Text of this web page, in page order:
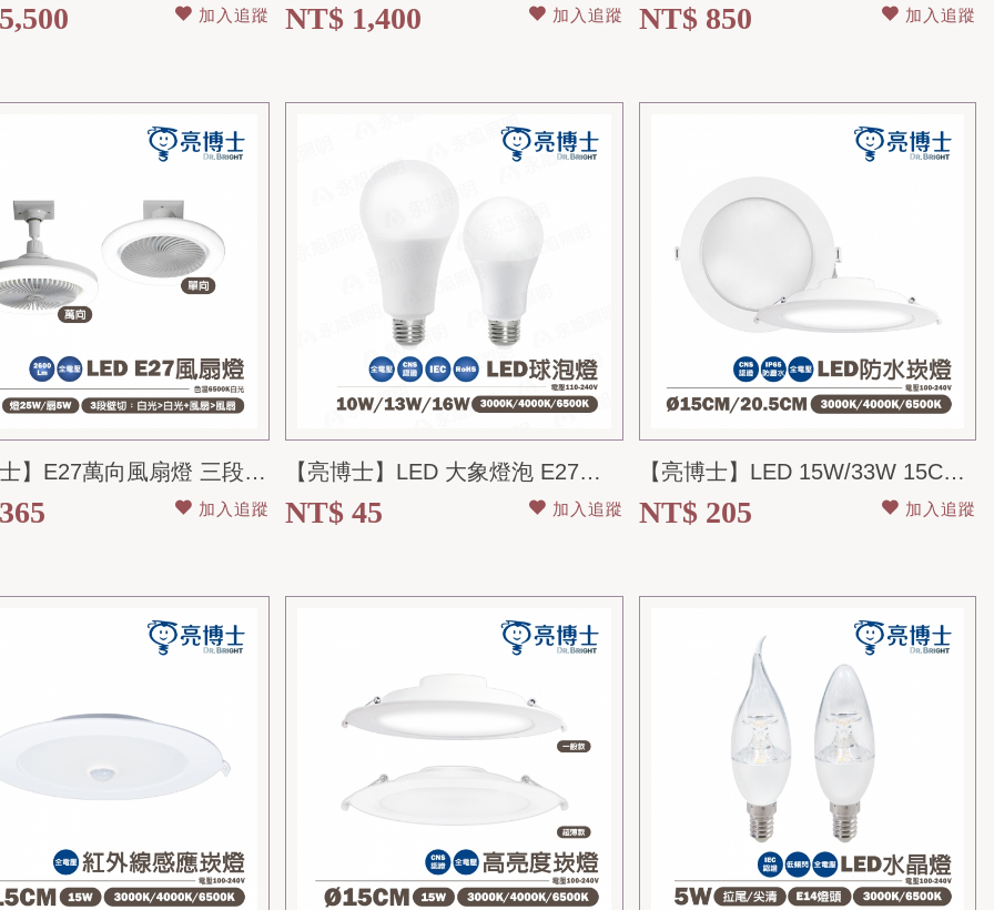
加入追蹤 NT$ 1,400 加入追蹤 NT$ 850 加入追蹤
【亮博士】E27萬向風扇燈 三段壁切 LED 30W (白/風扇/白+風扇) 全...
加入追蹤
【亮博士】LED 大象燈泡 E27燈泡 10W 13w 16W 穩壓不閃爍 全電...
NT$ 45 加入追蹤
【亮博士】LED 15W/33W 15CM/20.5CM 防水崁燈 IP65 全...
NT$ 205 加入追蹤